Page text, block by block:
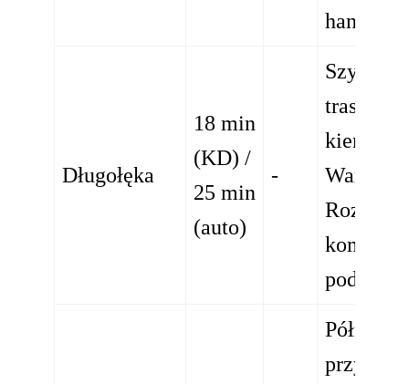
Długołęka
18 min
(KD) /
25 min
(auto)
-
Szybki
trasę S8
kierunku
przylega